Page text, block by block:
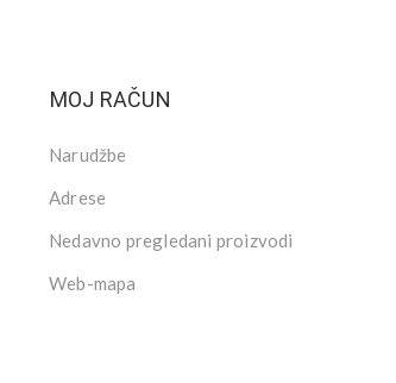
MOJ RAČUN
Narudžbe
Adrese
Nedavno pregledani proizvodi
Web-mapa